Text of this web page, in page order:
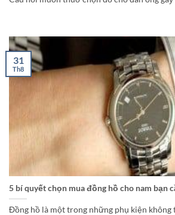
5 bí quyết chọn mua đồng hồ cho nam bạn
Đồng hồ là một trong những phụ kiện không
31
Th8